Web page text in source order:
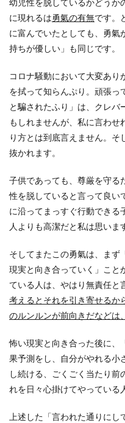
幼児性を脱しているかどうか
に現れるは勇氣の有無です。
に富んでいたとしても、勇氣
持ちが優しい」も同じです。
コロナ騒動において大変あり
を拭って知らんぷり。頑張っ
と騙されたふり」は、クレ
もしれませんが、私に言わせ
り方とは到底言えません。
抜かれます。
子供であっても、尊厳を守る
性を脱していると言って良い
に沿ってまっすぐ行動できる
人よりも高潔だと私は思いま
そしてまたこの勇氣は、まず
現実と向き合っていく」こと
ている人は、やはり無責任と
考えるとそれを引き寄せるか
のルンルンが前向きだなどは
怖い現実と向き合った後に、
果予測をし、自分がやれる小
し続ける、ごくごく当たり前
れを日々心掛けてやっている
上述した「言われた通りに